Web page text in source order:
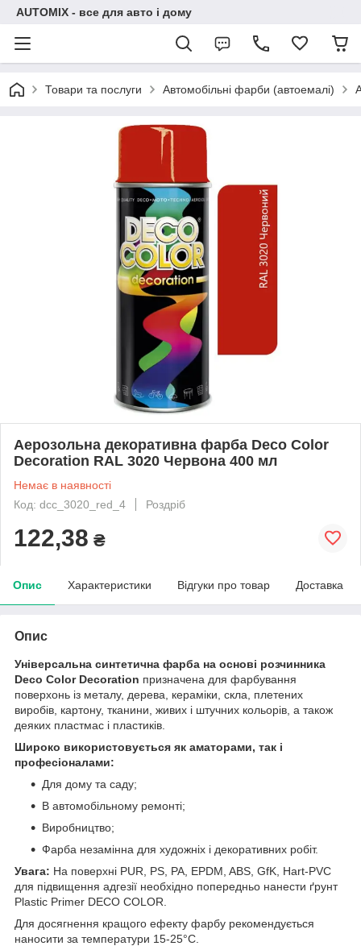
AUTOMIX - все для авто і дому
Товари та послуги Автомобільні фарби (автоемалі)
Аерозольна декоративна фарба Deco Color
Decoration RAL 3020 Червона 400 мл
Немає в наявності
Код: dcc_3020_red_4
Роздріб
122,38 ₴
Опис Характеристики Відгуки про товар Доставка
Опис
Універсальна синтетична фарба на основі розчинника
Deco Color Decoration призначена для фарбування
поверхонь із металу, дерева, кераміки, скла, плетених
виробів, картону, тканини, живих і штучних кольорів, а також
деяких пластмас і пластиків.
Широко використовується як аматорами, так і
професіоналами:
Для дому та саду;
В автомобільному ремонті;
Виробництво;
Фарба незамінна для художніх і декоративних робіт.
Увага: На поверхні PUR, PS, PA, EPDM, ABS, GfK, Hart-PVC
для підвищення адгезії необхідно попередньо нанести ґрунт
Plastic Primer DECO COLOR.
Для досягнення кращого ефекту фарбу рекомендується
наносити за температури 15-25°C.